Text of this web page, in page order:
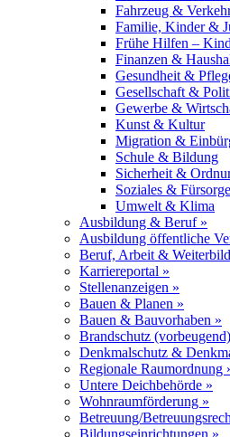
Fahrzeug &
Familie, Kinder &
Frühe Hilfen –
Finanzen &
Gesundheit &
Gesellschaft &
Gewerbe &
Kunst & Kultur
Migration &
Schule & Bildung
Sicherheit &
Soziales & Fürsorge
Umwelt & Klima
Ausbildung & Beruf »
Ausbildung öffentliche
Beruf, Arbeit &
Karriereportal »
Stellenanzeigen »
Bauen & Planen »
Bauen & Bauvorhaben »
Brandschutz
Denkmalschutz &
Regionale Raumordnung
Untere Deichbehörde »
Wohnraumförderung »
Betreuung/
Bildungseinrichtungen »